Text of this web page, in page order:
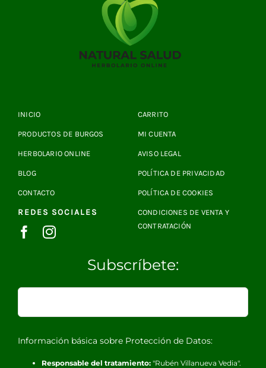
INICIO
PRODUCTOS DE BURGOS
HERBOLARIO ONLINE
BLOG
CONTACTO
REDES SOCIALES
CARRITO
MI CUENTA
AVISO LEGAL
POLÍTICA DE PRIVACIDAD
POLÍTICA DE COOKIES
CONDICIONES DE VENTA Y
CONTRATACIÓN
Subscríbete:
Información básica sobre Protección de Datos:
Responsable del tratamiento:"Rubén Villanueva Vedia".